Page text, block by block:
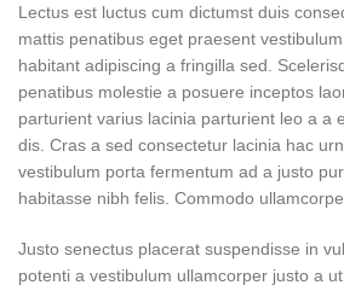
Lectus est luctus cum dictumst duis
mattis penatibus eget praesent
habitant adipiscing a fringilla sed.
penatibus molestie a posuere inceptos
parturient varius lacinia parturient leo a a
dis. Cras a sed consectetur lacinia hac
vestibulum porta fermentum ad a justo
habitasse nibh felis. Commodo
Justo senectus placerat suspendisse in
potenti a vestibulum ullamcorper justo a